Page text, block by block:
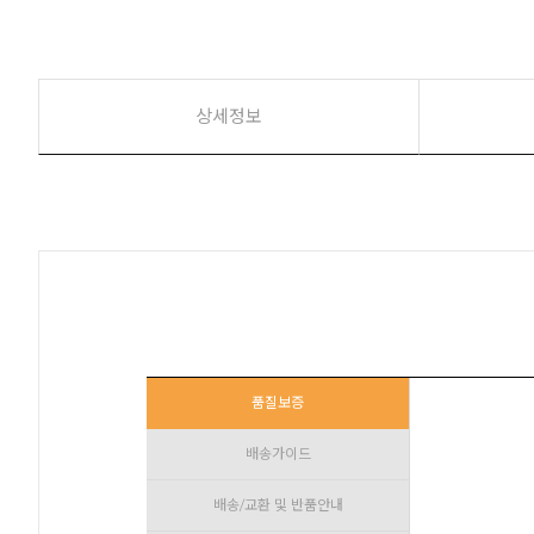
상세정보
품질보증
배송가이드
배송/교환 및 반품안내